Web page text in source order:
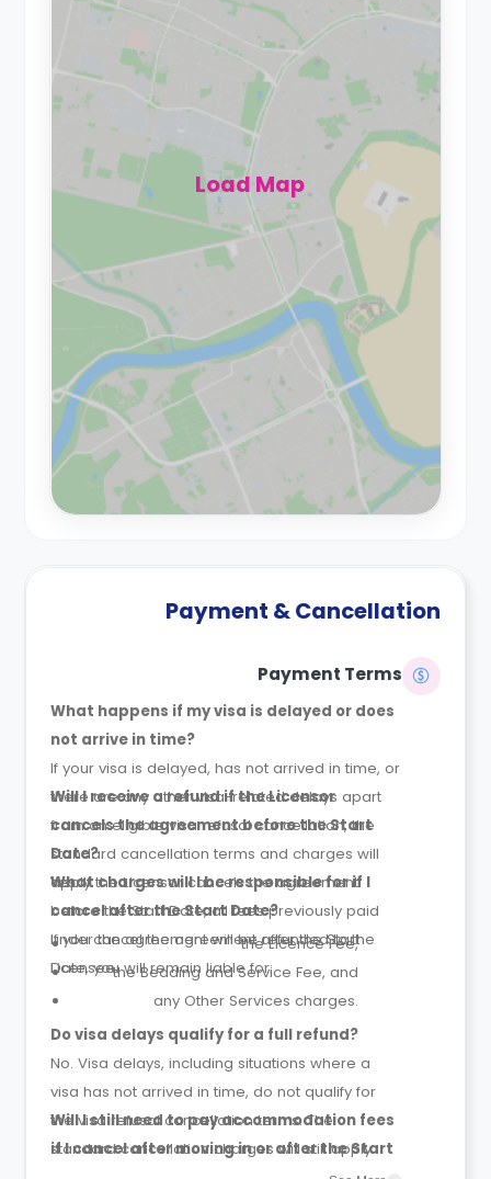
Load Map
Payment & Cancellation
Payment Terms
What happens if my visa is delayed or does
not arrive in time?
If your visa is delayed, has not arrived in time, or
there are any other visa-related delays apart
from an eligible visa refusal cancellation, the
standard cancellation terms and charges will
apply.
Will I receive a refund if the Licensor
cancels the agreement before the Start
Date?
Yes. If the Licensor cancels the agreement
before the Start Date, all fees previously paid
under the agreement will be refunded to the
Licensee.
What charges will I be responsible for if I
cancel after the Start Date?
If you cancel the agreement after the Start
Date, you will remain liable for:
the Licence Fee,
the Bedding and Service Fee, and
any Other Services charges.
Do visa delays qualify for a full refund?
No. Visa delays, including situations where a
visa has not arrived in time, do not qualify for
the visa refusal cancellation terms. The
standard cancellation charges will still apply.
Will I still need to pay accommodation fees
if I cancel after moving in or after the Start